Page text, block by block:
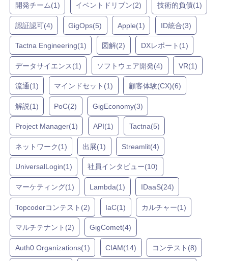
開発チーム(1) イベントドリブン(2) 技術的負債(1)
認証認可(4) GigOps(5) Apple(1) ID統合(3)
Tactna Engineering(1) 図解(2) DXレポート(1)
データサイエンス(1) ソフトウェア開発(4) VR(1)
流通(1) マインドセット(1) 顧客体験(CX)(6)
解説(1) PoC(2) GigEconomy(3)
Project Manager(1) API(1) Tactna(5)
ネットワーク(1) 出展(1) Streamlit(4)
UniversalLogin(1) 社員インタビュー(10)
マーケティング(1) Lambda(1) IDaaS(24)
Topcoderコンテスト(2) IaC(1) カルチャー(1)
マルチテナント(2) GigComet(4)
Auth0 Organizations(1) CIAM(14) コンテスト(8)